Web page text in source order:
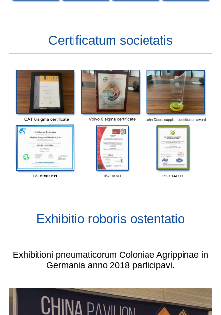
Certificatum societatis
Exhibitio roboris ostentatio
Exhibitioni pneumaticorum Coloniae Agrippinae in
Germania anno 2018 participavi.